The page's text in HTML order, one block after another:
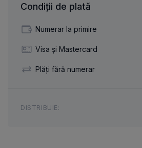
Condiții de plată
Numerar la primire
Visa și Mastercard
Plăți fără numerar
DISTRIBUIE: